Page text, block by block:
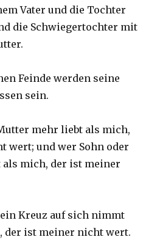
Vater und die Tochter
die Schwiegertochter mit
Feinde werden seine
sein.
mehr liebt als mich,
wert; und wer Sohn oder
mich, der ist meiner
Kreuz auf sich nimmt
der ist meiner nicht wert.